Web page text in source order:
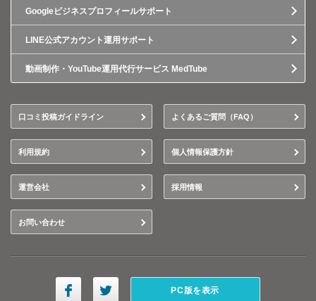
Googleビジネスプロフィールサポート
LINE公式アカウント運用サポート
動画制作・YouTube運用代行サービス MedTube
口コミ投稿ガイドライン よくあるご質問（FAQ）
利用規約 個人情報保護方針
運営会社 採用情報
お問い合わせ
PC版を表示